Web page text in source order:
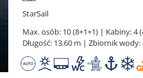
StarSail
Max. osób: 10 (8+1+1) | Kabiny: 4
Długość: 13.60 m | Zbiornik wody: